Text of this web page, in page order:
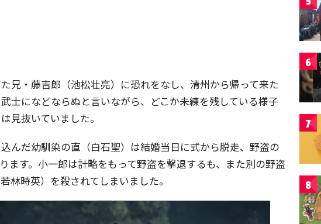
兄・藤吉郎（池松壮亮）に恐れをなし、清州から帰って来た
士になどならぬと言いながら、どこか未練を残している様子
見抜いていました。
んだ幼馴染の直（白石聖）は結婚当日に式から脱走、野盗の
ます。小一郎は計略をもって野盗を撃退するも、また別の野盗
林時英）を殺されてしまいました。
6
7
8